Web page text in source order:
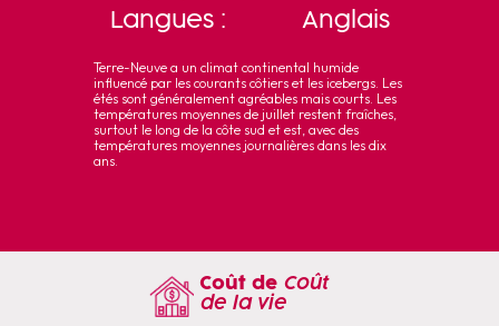
Langues :
Anglais
Terre-Neuve a un climat continental humide
influencé par les courants côtiers et les icebergs. Les
étés sont généralement agréables mais courts. Les
températures moyennes de juillet restent fraîches,
surtout le long de la côte sud et est, avec des
températures moyennes journalières dans les dix
ans.
Coût de Coût
de la vie